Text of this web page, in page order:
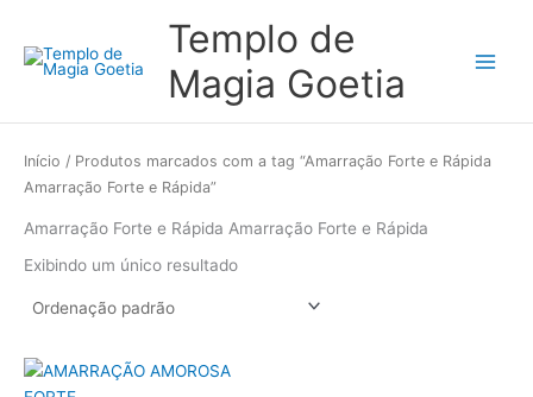
Templo de
Magia Goetia
Menu
Início / Produtos marcados com a tag “Amarração Forte e Rápida
Amarração Forte e Rápida”
Amarração Forte e Rápida Amarração Forte e Rápida
Exibindo um único resultado